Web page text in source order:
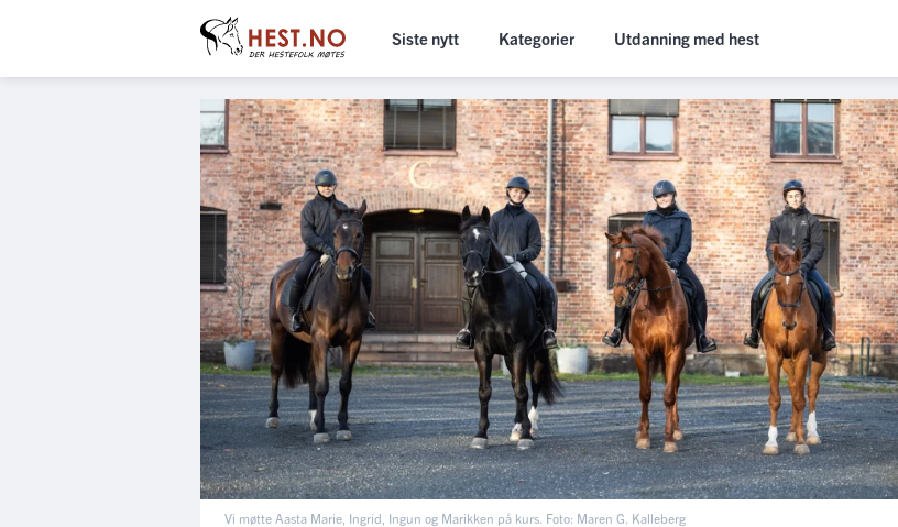
Siste nytt Kategorier Utdanning med hest
Vi møtte Aasta Marie, Ingrid, Ingun og Marikken på kurs. Foto: Maren G. Kalleberg